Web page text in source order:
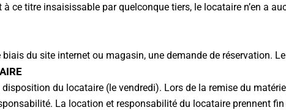
ce titre insaisissable par quelconque tiers, le locataire n’en a
du site internet ou magasin, une demande de réservation.
du locataire (le vendredi). Lors de la remise du
La location et responsabilité du locataire prennent